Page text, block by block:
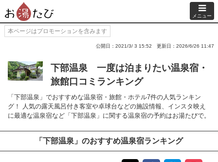
メニュー
本ページはプロモーションを含みます
公開日：2021/3/ 3 15:52 更新日：2026/6/26 11:47
下部温泉 一度は泊まりたい温泉宿・
旅館口コミランキング
「下部温泉」でおすすめな温泉宿・旅館・ホテル7件の人気ランキン
グ！ 人気の露天風呂付き客室や卓球台などの施設情報、インスタ映え
に最適な温泉宿など「下部温泉」に関する温泉宿の予約はお湯たびで。
「下部温泉」のおすすめ温泉宿ランキング